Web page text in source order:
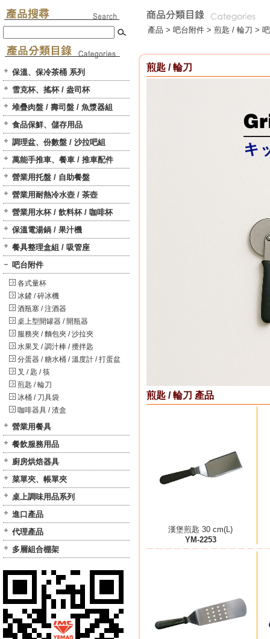
保溫、保冷茶桶 系列
雪克杯、搖杯 / 盎司杯
堆疊肉盤 / 壽司盤 / 魚漿器組
食品保鮮、儲存用品
調理盆、份數盤 / 沙拉吧組
萬能手推車、餐車 / 推車配件
營業用托盤 / 自助餐盤
營業用耐熱冷水壺 / 茶壺
營業用水杯 / 飲料杯 / 咖啡杯
保溫電湯鍋 / 果汁機
餐具整理盒組 / 吸管座
吧台附件
各式量杯
冰鏟 / 碎冰機
酒瓶塞 / 注酒器
桌上型開罐器 / 開瓶器
服務夾 / 麵包夾 / 沙拉夾
水果叉 / 調汁棒 / 攪拌匙
分蛋器 / 糖水桶 / 溫度計 / 打蛋盆
叉 / 匙 / 筷
煎匙 / 輪刀
冰桶 / 刀具袋
咖啡器具 / 渣盒
營業用餐具
餐飲服務用品
廚房烘焙器具
菜單夾、帳單夾
桌上調味用品系列
進口產品
代理產品
多層組合棚架
產品 > 吧台附件 > 煎匙 / 輪刀 >
煎匙 / 輪刀
煎匙 / 輪刀 產品
漢堡煎匙 30 cm(L)
YM-2253